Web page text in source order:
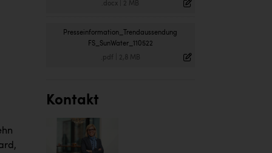
.docx 2 MB
Presseinformation_Trendaussendung
FS_SunWater_110522
.pdf 2,8 MB
Kontakt